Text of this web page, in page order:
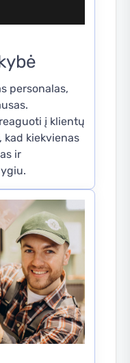
personalas,
į klientų
kad kiekvienas
ir